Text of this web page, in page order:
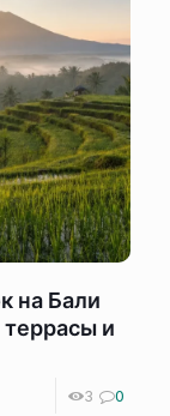
на Бали
и
3 0